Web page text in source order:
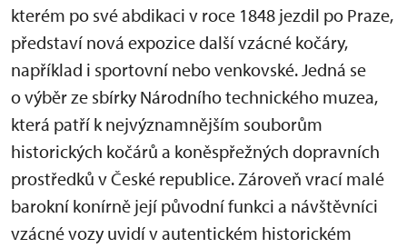
kterém po své abdikaci v roce 1848 jezdil po Praze,
představí nová expozice další vzácné kočáry,
například i sportovní nebo venkovské. Jedná se
o výběr ze sbírky Národního technického muzea,
která patří k nejvýznamnějším souborům
historických kočárů a koněspřežných dopravních
prostředků v České republice. Zároveň vrací malé
barokní konírně její původní funkci a návštěvníci
vzácné vozy uvidí v autentickém historickém